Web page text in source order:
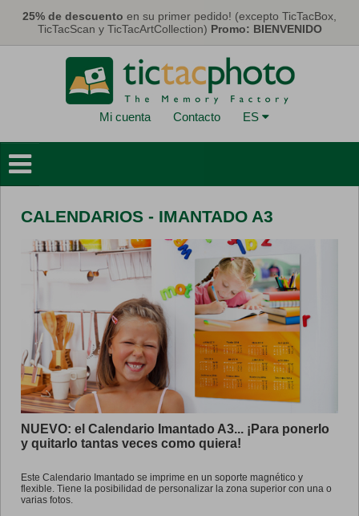
25% de descuento en su primer pedido! (excepto TicTacBox,
TicTacScan y TicTacArtCollection) Promo: BIENVENIDO
Mi cuenta Contacto ES
Deco Murales
Tarjetas y Calendarios
Fotos
Máscaras
Eco
Promo
CALENDARIOS - IMANTADO A3
NUEVO: el Calendario Imantado A3... ¡Para ponerlo
y quitarlo tantas veces como quiera!
Este Calendario Imantado se imprime en un soporte magnético y
flexible. Tiene la posibilidad de personalizar la zona superior con una o
varias fotos.